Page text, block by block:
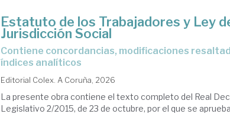
Estatuto de los Trabajadores y Ley
Jurisdicción Social
Contiene concordancias, modificaciones resaltadas e
índices analíticos
Editorial Colex. A Coruña, 2026
La presente obra contiene el texto completo del Real
Legislativo 2/2015, de 23 de octubre, por el que se